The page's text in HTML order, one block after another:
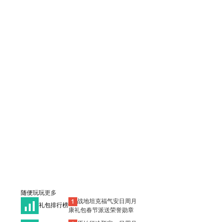
随便玩玩更多
礼包排行榜
日 周 月
战地坦克福气安
康礼包春节派送荣誉勋章